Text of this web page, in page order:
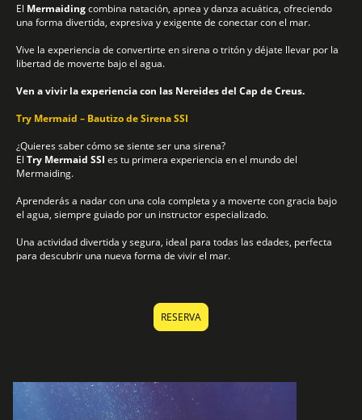
El Mermaidingcombina natación, apnea y danza acuática, ofreciendo
una forma divertida, expresiva y exigente de conectar con el mar.
Vive la experiencia de convertirte en sirena o tritón y déjate llevar por la
libertad de moverte bajo el agua.
Ven a vivir la experiencia con las Nereides del Cap de Creus.
Try Mermaid – Bautizo de Sirena SSI
¿Quieres saber cómo se siente ser una sirena?
El Try Mermaid SSI es tu primera experiencia en el mundo del
Mermaiding.
Aprenderás a nadar con una cola completa y a moverte con gracia bajo
el agua, siempre guiado por un instructor especializado.
Una actividad divertida y segura, ideal para todas las edades, perfecta
para descubrir una nueva forma de vivir el mar.
RESERVA